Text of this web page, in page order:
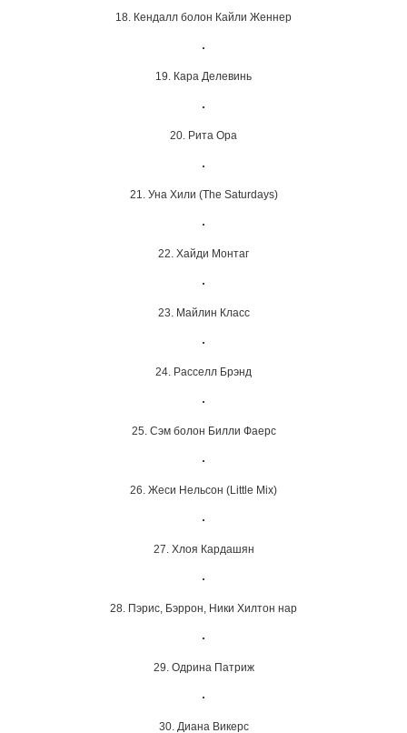
18. Кендалл болон Кайли Женнер
19. Кара Делевинь
20. Рита Ора
21. Уна Хили (The Saturdays)
22. Хайди Монтаг
23. Майлин Класс
24. Расселл Брэнд
25. Сэм болон Билли Фаерс
26. Жеси Нельсон (Little Mix)
27. Хлоя Кардашян
28. Пэрис, Бэррон, Ники Хилтон нар
29. Одрина Патриж
30. Диана Викерс